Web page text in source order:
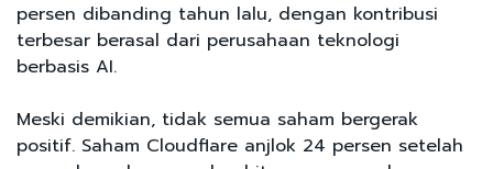
persen dibanding tahun lalu, dengan kontribusi
terbesar berasal dari perusahaan teknologi
berbasis AI.
Meski demikian, tidak semua saham bergerak
positif. Saham Cloudflare anjlok 24 persen setelah